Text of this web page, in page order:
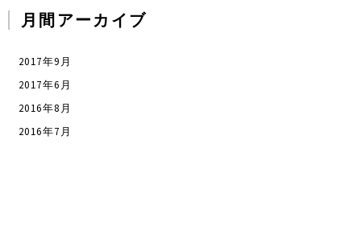
月間アーカイブ
2017年9月
2017年6月
2016年8月
2016年7月